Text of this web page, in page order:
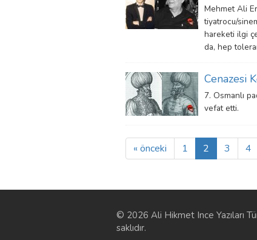
Mehmet Ali
tiyatrocu/
hareketi ilgi
da, hep
Cenazesi
7. Osmanlı
vefat etti.
« önceki 1 2 3 4
© 2026 Ali Hikmet Ince Yazıları
saklıdır.